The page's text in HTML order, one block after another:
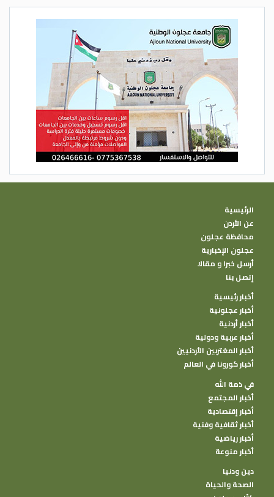
الرئيسية
عن الأردن
محافظة عجلون
عجلون الإخبارية
أرسل خبرا و مقالا
إتصل بنا
أخبار رئيسية
أخبار عجلونية
أخبار أردنية
أخبار عربية ودولية
أخبار المغتربين الأردنيين
أخبار كورونا في العالم
في ذمة الله
أخبار المجتمع
أخبار إقتصادية
أخبار ثقافية وفنية
أخبار رياضية
أخبار منوعة
دين ودنيا
الصحة والحياة